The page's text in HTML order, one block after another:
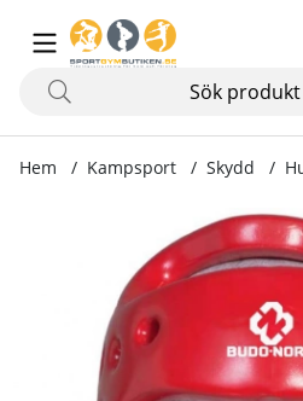
Hem Kampsport Skydd
Produktbilder Huvudskydd